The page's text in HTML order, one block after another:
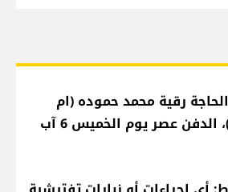
رقية محمد حموده (ام
محمد)، الدفن عصر يوم الخميس 6 آب